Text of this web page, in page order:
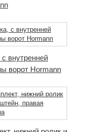
с внутренней
ворот Hormann